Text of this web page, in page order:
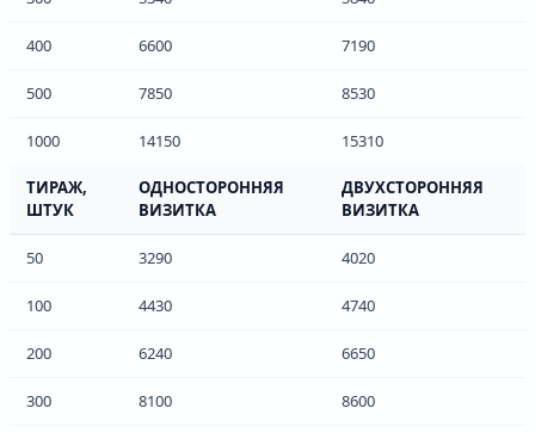
400 6600 7190
500 7850 8530
1000 14150 15310
ТИРАЖ,
ШТУК
ОДНОСТОРОННЯЯ
ВИЗИТКА
ДВУХСТОРОННЯЯ
ВИЗИТКА
50 3290 4020
100 4430 4740
200 6240 6650
300 8100 8600